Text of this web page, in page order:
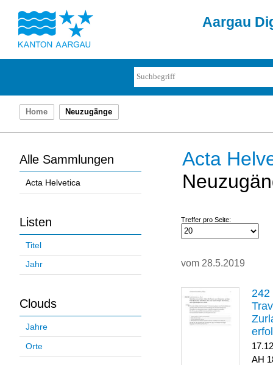
Aargau
Home Neuzugänge
Alle Sammlungen
Acta Helvetica
Listen
Titel
Jahr
Clouds
Jahre
Orte
Acta
Treffer pro Seite:
vom 28.5.2019